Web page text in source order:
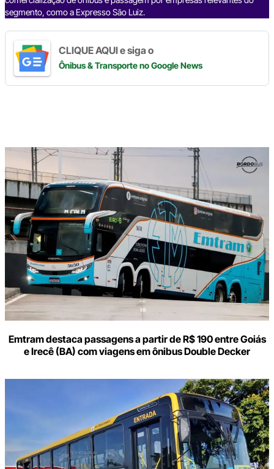
segmento, como a Expresso São Luiz.
CLIQUE AQUI e siga o
Ônibus & Transporteno Google News
Emtram destaca passagens a partir de R$ 190 entre Goiás
e Irecê (BA) com viagens em ônibus Double Decker
Digite
aqui
o
seu
e-
mail